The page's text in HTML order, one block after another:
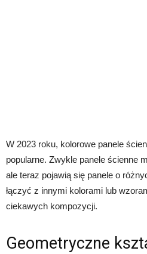
W 2023 roku, kolorowe panele
popularne. Zwykle panele ścienne
ale teraz pojawią się panele o
łączyć z innymi kolorami lub
ciekawych kompozycji.
Geometryczne